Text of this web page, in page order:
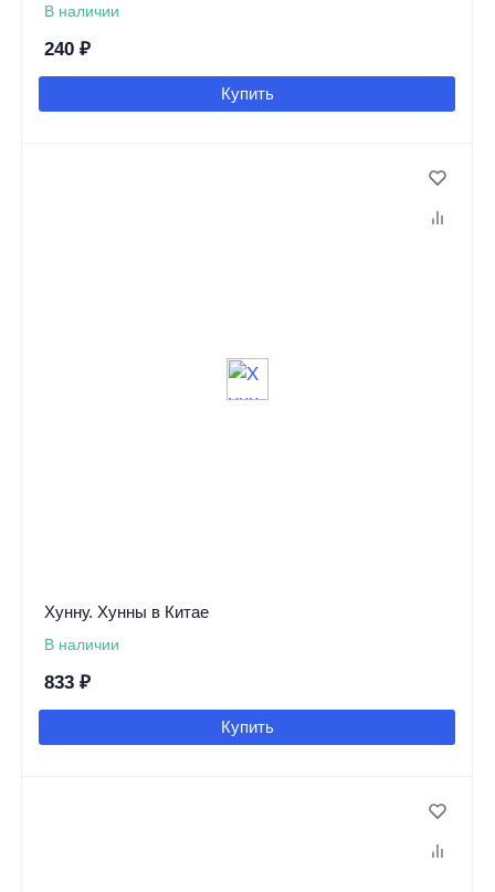
В наличии
240 ₽
Купить
Хунну. Хунны в Китае
В наличии
833 ₽
Купить